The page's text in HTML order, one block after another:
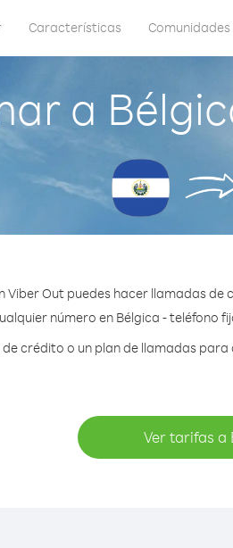
Características Comunidades
a
Viber Out puedes hacer llamadas de
número en Bélgica - teléfono
crédito o un plan de llamadas
Ver tarifas a